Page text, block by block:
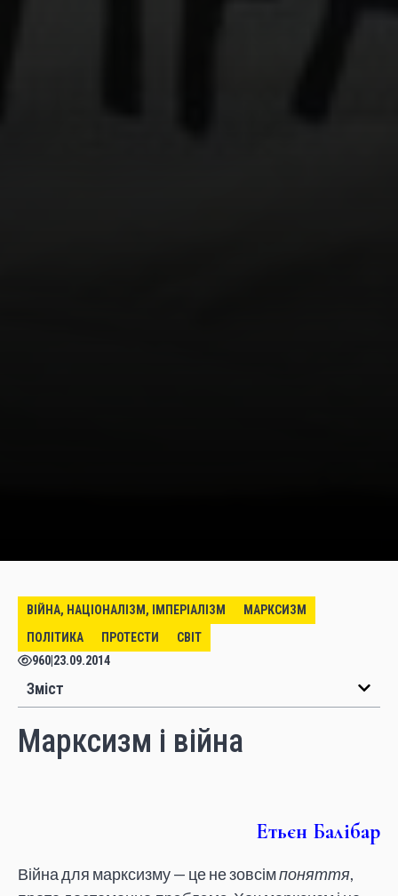
ВІЙНА, НАЦІОНАЛІЗМ, ІМПЕРІАЛІЗМ
МАРКСИЗМ
ПОЛІТИКА
ПРОТЕСТИ
СВІТ
960 23.09.2014
Зміст
Марксизм і війна
Етьєн Балібар
Війна для марксизму — це не зовсімпоняття,